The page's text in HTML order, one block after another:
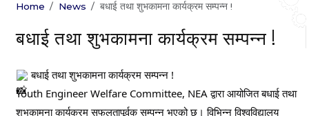
Home News बधाई तथा शुभकामना कार्यक्रम सम्पन्न !
बधाई तथा शुभकामना कार्यक्रम सम्पन्न !
बधाई तथा शुभकामना कार्यक्रम सम्पन्न !
Youth Engineer Welfare Committee, NEA द्वारा आयोजित बधाई तथा
शुभकामना कार्यक्रम सफलतापूर्वक सम्पन्न भएको छ। विभिन्न विश्वविद्यालय